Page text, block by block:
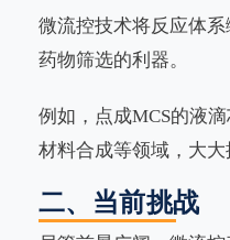
微流控技术将反应体系
药物筛选的利器。
例如，点成MCS的液
材料合成等领域，大大
二、当前挑战